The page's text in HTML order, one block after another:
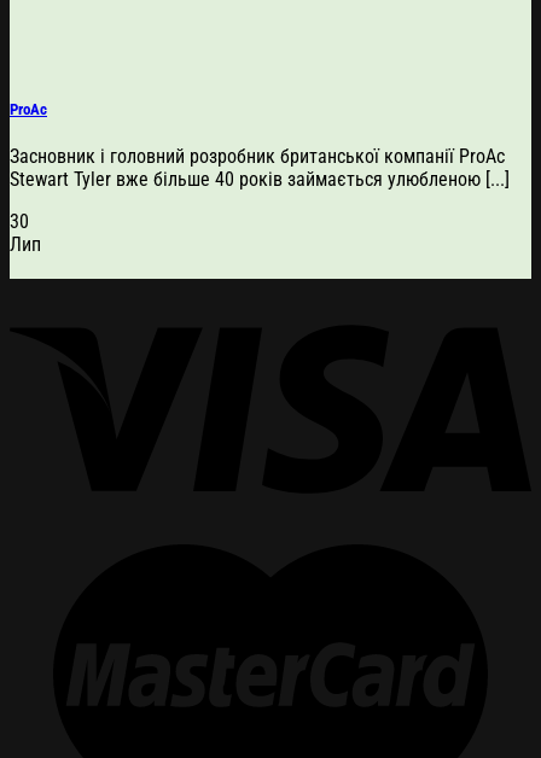
ProAc
Засновник і головний розробник британської компанії ProAc
Stewart Tyler вже більше 40 років займається улюбленою [...]
30
Лип